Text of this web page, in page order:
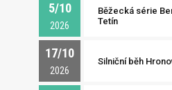
5/10
2026
Běžecká série
Tetín
17/10
2026
Silniční běh